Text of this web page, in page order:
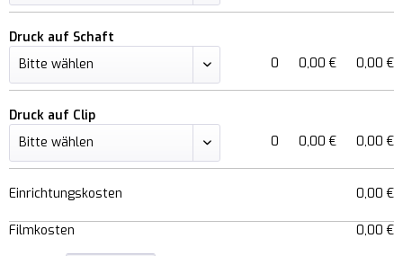
Druck auf Schaft
0
0,00 € 0,00 €
Druck auf Clip
0
0,00 € 0,00 €
Einrichtungskosten 0,00 €
Filmkosten 0,00 €